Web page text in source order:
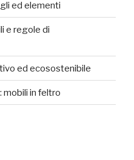
ed elementi
e regole di
ed ecosostenibile
in feltro